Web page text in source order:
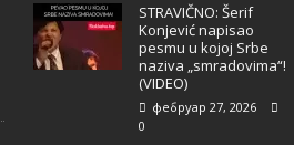
STRAVIČNO: Šerif
Konjević napisao
pesmu u kojoj Srbe
naziva „smradovima“!
(VIDEO)
фебруар 27, 2026
0